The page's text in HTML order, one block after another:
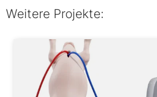
Weitere Projekte: